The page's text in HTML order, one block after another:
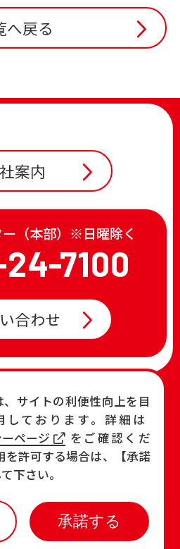
サイトの利便性向上を目
しております。詳細は
ページ
をご確認くだ
を許可する場合は、【承諾
下さい。
承諾する
へ戻る
案内
（本部）※日曜除く
7100
合わせ
店舗一覧・チラシ
おすすめ商品